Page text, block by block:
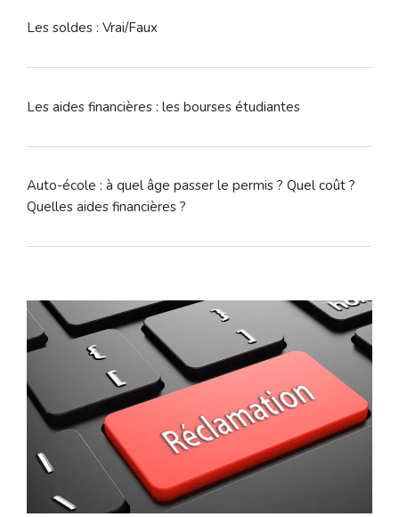
Les soldes : Vrai/Faux
Les aides financières : les bourses étudiantes
Auto-école : à quel âge passer le permis ? Quel coût ?
Quelles aides financières ?